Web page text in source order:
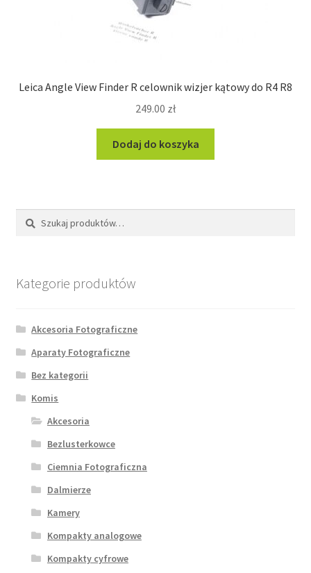
Leica Angle View Finder R celownik wizjer kątowy do R4 R8
249.00 zł
Dodaj do koszyka
Szukaj:
Szukaj
Kategorie produktów
Akcesoria Fotograficzne
Aparaty Fotograficzne
Bez kategorii
Komis
Akcesoria
Bezlusterkowce
Ciemnia Fotograficzna
Dalmierze
Kamery
Kompakty analogowe
Kompakty cyfrowe